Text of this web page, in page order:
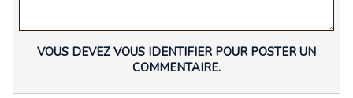
VOUS DEVEZ VOUS IDENTIFIER POUR POSTER UN
COMMENTAIRE.